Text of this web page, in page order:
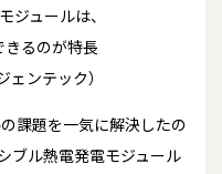
ジュールは、
るのが特長
ェンテック）
課題を一気に解決したの
ブル熱電発電モジュール